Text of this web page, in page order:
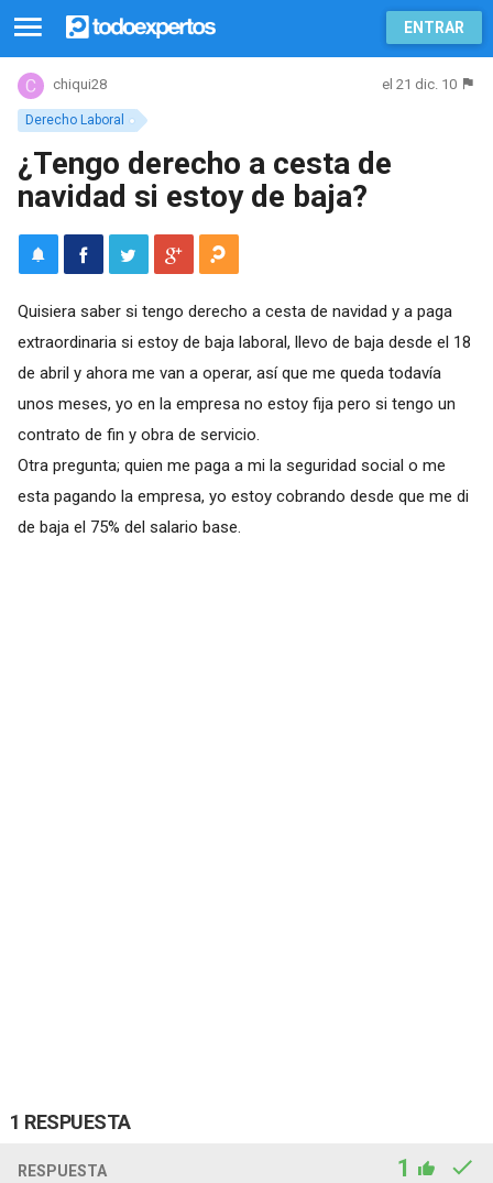
ENTRAR
Derecho Laboral
chiqui28 el 21 dic. 10
¿Tengo derecho a cesta de
navidad si estoy de baja?
Quisiera saber si tengo derecho a cesta de navidad y a paga
extraordinaria si estoy de baja laboral, llevo de baja desde el 18
de abril y ahora me van a operar, así que me queda todavía
unos meses, yo en la empresa no estoy fija pero si tengo un
contrato de fin y obra de servicio.
Otra pregunta; quien me paga a mi la seguridad social o me
esta pagando la empresa, yo estoy cobrando desde que me di
de baja el 75% del salario base.
1 RESPUESTA
RESPUESTA 1